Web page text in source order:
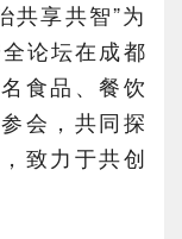
共享共智”为
论坛在成都
食品、餐饮
会，共同探
致力于共创